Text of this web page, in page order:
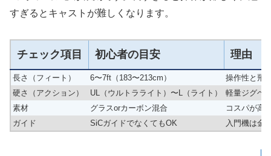
すぎるとキャストが難しくなります。
チェック項目 初心者の目安 理由
長さ（フィート） 6〜7ft（183〜213cm）
操作性と飛
硬さ（アクション）
UL（ウルトラライト）〜L（ライト）
軽量ジグヘ
素材
グラスorカーボン混合
コスパが高
ガイド
SiCガイドでなくてもOK 入門機は金